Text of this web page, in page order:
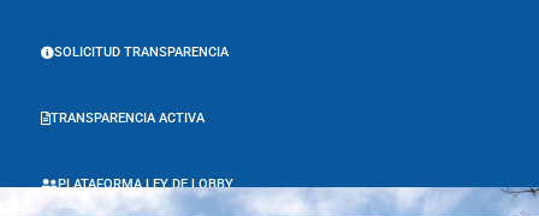
PLATAFORMA LEY DE LOBBY
TRANSPARENCIA ACTIVA
SOLICITUD TRANSPARENCIA